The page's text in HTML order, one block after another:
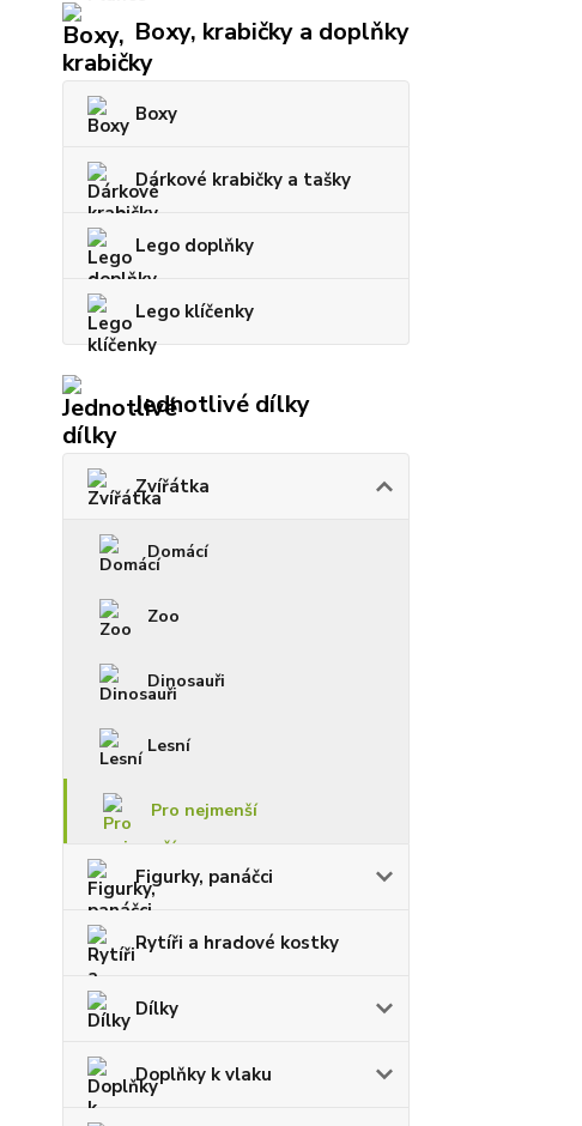
Boxy, krabičky a doplňky
Boxy
Dárkové krabičky a tašky
Lego doplňky
Lego klíčenky
Jednotlivé dílky
Zvířátka
Domácí
Zoo
Dinosauři
Lesní
Pro nejmenší
Figurky, panáčci
Rytíři a hradové kostky
Dílky
Doplňky k vlaku